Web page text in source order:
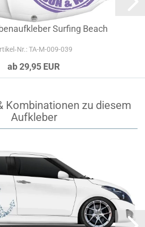
Surfing Beach
TA-M-009-039
ab 29,95 EUR
Kombinationen zu diesem
Aufkleber